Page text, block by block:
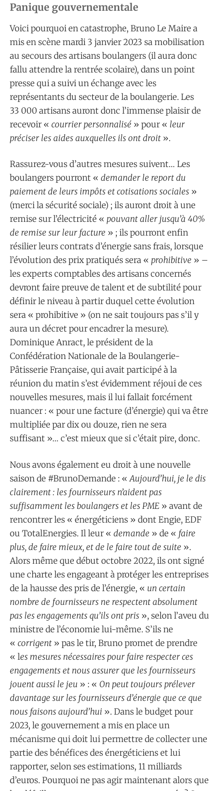
Panique gouvernementale
Voici pourquoi en catastrophe, Bruno Le Maire a
mis en scène mardi 3 janvier 2023 sa mobilisation
au secours des artisans boulangers (il aura donc
fallu attendre la rentrée scolaire), dans un point
presse qui a suivi un échange avec les
représentants du secteur de la boulangerie. Les
33 000 artisans auront donc l’immense plaisir de
recevoir « courrier personnalisé » pour « leur
préciser les aides auxquelles ils ont droit ».
Rassurez-vous d’autres mesures suivent… Les
boulangers pourront « demander le report du
paiement de leurs impôts et cotisations sociales »
(merci la sécurité sociale) ; ils auront droit à une
remise sur l’électricité « pouvant aller jusqu’à 40%
de remise sur leur facture » ; ils pourront enfin
résilier leurs contrats d’énergie sans frais, lorsque
l’évolution des prix pratiqués sera « prohibitive » –
les experts comptables des artisans concernés
devront faire preuve de talent et de subtilité pour
définir le niveau à partir duquel cette évolution
sera « prohibitive » (on ne sait toujours pas s’il y
aura un décret pour encadrer la mesure).
Dominique Anract, le président de la
Confédération Nationale de la Boulangerie-
Pâtisserie Française, qui avait participé à la
réunion du matin s’est évidemment réjoui de ces
nouvelles mesures, mais il lui fallait forcément
nuancer : « pour une facture (d’énergie) qui va être
multipliée par dix ou douze, rien ne sera
suffisant »… c’est mieux que si c’était pire, donc.
Nous avons également eu droit à une nouvelle
saison de #BrunoDemande : «Aujourd’hui, je le dis
clairement : les fournisseurs n’aident pas
suffisamment les boulangers et les PME » avant de
rencontrer les « énergéticiens » dont Engie, EDF
ou TotalEnergies. Il leur « demande » de « faire
plus, de faire mieux, et de le faire tout de suite ».
Alors même que début octobre 2022, ils ont signé
une charte les engageant à protéger les entreprises
de la hausse des pris de l’énergie, « un certain
nombre de fournisseurs ne respectent absolument
pas les engagements qu’ils ont pris », selon l’aveu du
ministre de l’économie lui-même. S’ils ne
« corrigent » pas le tir, Bruno promet de prendre
« les mesures nécessaires pour faire respecter ces
engagements et nous assurer que les fournisseurs
jouent aussi le jeu » : « On peut toujours prélever
davantage sur les fournisseurs d’énergie que ce que
nous faisons aujourd’hui ». Dans le budget pour
2023, le gouvernement a mis en place un
mécanisme qui doit lui permettre de collecter une
partie des bénéfices des énergéticiens et lui
rapporter, selon ses estimations, 11 milliards
d’euros. Pourquoi ne pas agir maintenant alors que